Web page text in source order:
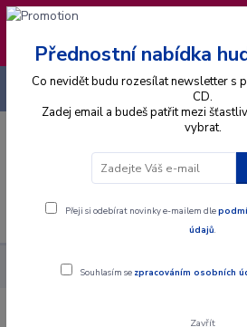
❣️ Od 4.8. do 13.8. čerpám
expedice objednávek se
14.8.2026
+420 725 736 293
Alba Gramodesky Hana
Přednostní nabídka
Co nevidět budu rozesílat newsletter s
CD.
Zadej email a budeš patřit mezi
vybrat.
Přeji si odebírat novinky e-mailem dle
údajů.
Souhlasím se zpracováním osobních
Zavřít